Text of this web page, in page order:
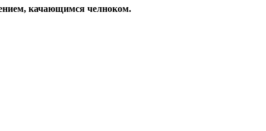
качающимся челноком.